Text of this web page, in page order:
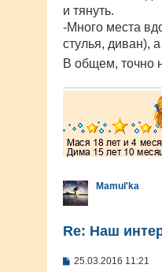
и тянуть.
-Много места
стулья, диван),
В общем, точно
Mamul'ka
Re: Наш
С
25.03.2016 11:21